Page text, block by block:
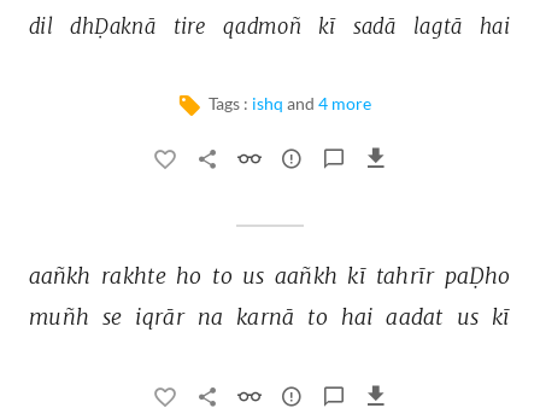
dil
dhḌaknā tire qadmoñ kī sadā lagtā hai
Tags : ishq and 4 more
aañkh rakhte ho to us aañkh kī tahrīr paḌho
muñh se iqrār na karnā to hai aadat us kī